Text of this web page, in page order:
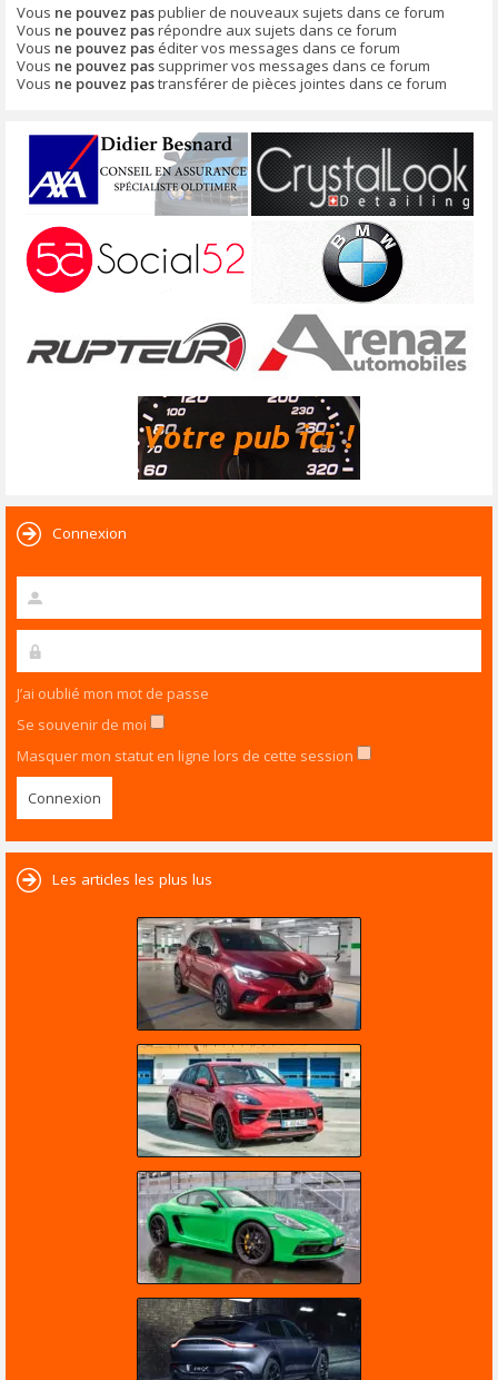
Vous ne pouvez paspublier de nouveaux sujets dans ce forum
Vous ne pouvez pasrépondre aux sujets dans ce forum
Vous ne pouvez pas éditer vos messages dans ce forum
Vous ne pouvez pas supprimer vos messages dans ce forum
Vous ne pouvez pastransférer de pièces jointes dans ce forum
Connexion
J’ai oublié mon mot de passe
Se souvenir de moi
Masquer mon statut en ligne lors de cette session
Les articles les plus lus